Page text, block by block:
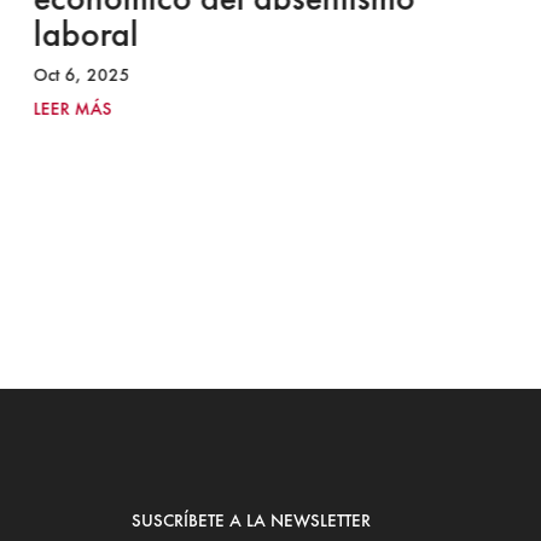
laboral
Oct 6, 2025
LEER MÁS
SUSCRÍBETE A LA NEWSLETTER